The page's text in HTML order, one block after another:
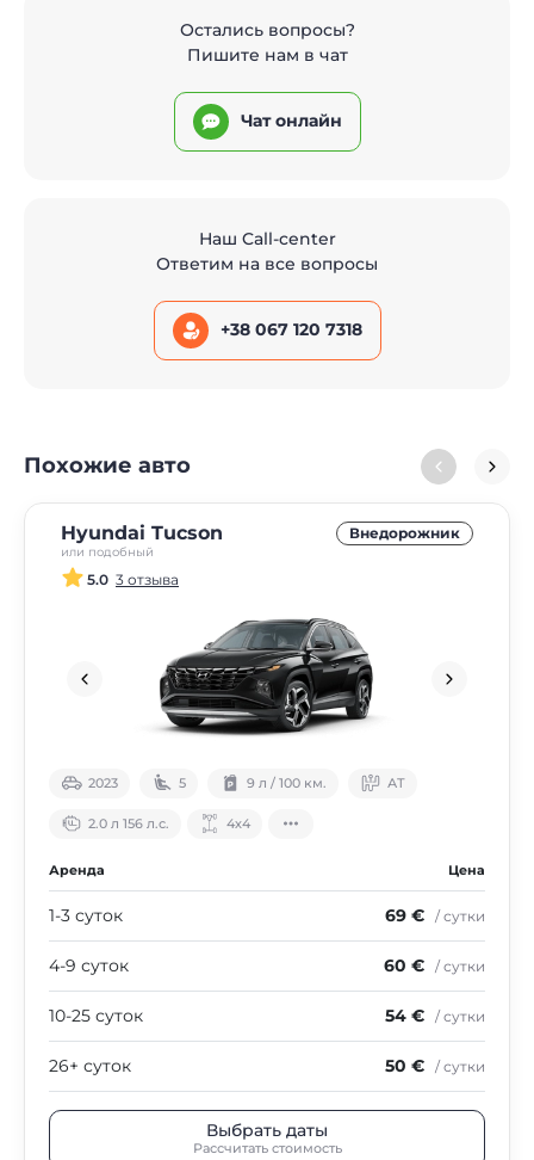
Остались вопросы?
Пишите нам в чат
Чат онлайн
Наш Call-center
Ответим на все вопросы
+38 067 120 7318
Похожие авто
Hyundai Tucson
или подобный
Внедорожник
5.0 3 отзыва
2023 5 9 л / 100 км. АТ
2.0 л 156 л.с. 4х4
Аренда Цена
1-3 суток 69 € / сутки
4-9 суток 60 € / сутки
10-25 суток 54 € / сутки
26+ суток 50 € / сутки
Выбрать даты
Рассчитать стоимость